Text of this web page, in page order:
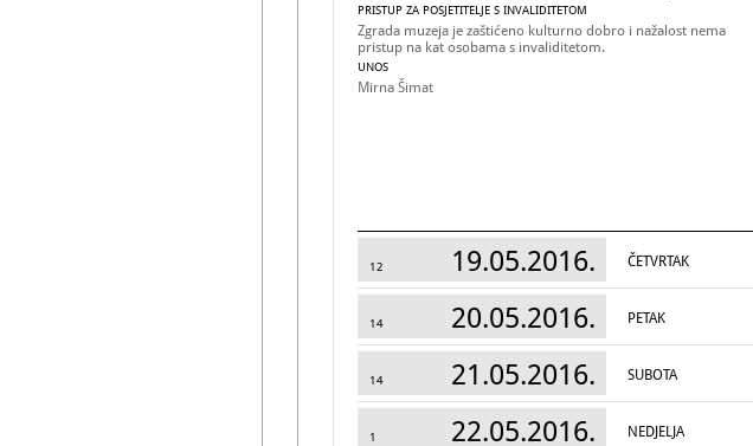
PRISTUP ZA POSJETITELJE S INVALIDITETOM
Zgrada muzeja je zaštićeno kulturno dobro i nažalost nema
pristup na kat osobama s invaliditetom.
UNOS
Mirna Šimat
12 19.05.2016. ČETVRTAK
14 20.05.2016. PETAK
14 21.05.2016. SUBOTA
1 22.05.2016. NEDJELJA